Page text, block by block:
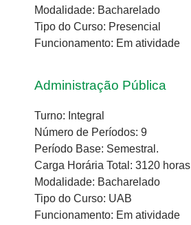
Modalidade: Bacharelado
Tipo do Curso: Presencial
Funcionamento: Em atividade
Administração Pública
Turno: Integral
Número de Períodos: 9
Período Base: Semestral.
Carga Horária Total: 3120 horas
Modalidade: Bacharelado
Tipo do Curso: UAB
Funcionamento: Em atividade